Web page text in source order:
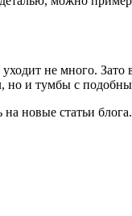
не много.
но и тумбы с
новые статьи